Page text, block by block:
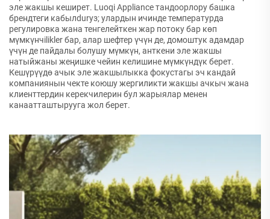
эле жакшы кеширет. Luoqi Appliance тандоорлору башка
брендтеги кабылdurуз; улардын ичинде температурда
регулировка жана тенгелейткен жар потоку бар көп
мүмкүнчilikler бар, алар шефтер үчүн де, домоштук адамдар
үчүн де пайдалы болушу мүмкүн, анткени эле жакшы
натыйжаны жеңишке чейин келишине мүмкүндүк берет.
Кешүрүүдө ачык эле жакшылыкка фокустагы эч кандай
компаниянын чекте коюшу жергиликти жакшы ачкыч жана
клиенттердин керекчилерин бул жарыялар менен
канаатташтырууга жол берет.